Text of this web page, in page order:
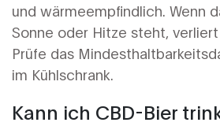
und wärmeempfindlich. Wenn
Sonne oder Hitze steht,
Prüfe das
im Kühlschrank.
Kann ich CBD-Bier